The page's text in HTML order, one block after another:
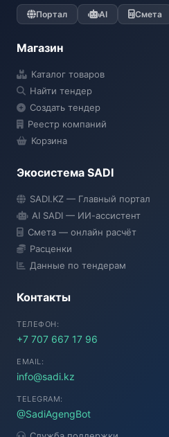
Портал AI Смета
Магазин
Каталог товаров
Найти тендер
Создать тендер
Реестр компаний
Корзина
Экосистема SADI
SADI.KZ — Главный портал
AI SADI — ИИ-ассистент
Смета — онлайн расчёт
Расценки
Данные по тендерам
Контакты
ТЕЛЕФОН:
+7 707 667 17 96
EMAIL:
info@sadi.kz
TELEGRAM:
@SadiAgengBot
● Подключение...